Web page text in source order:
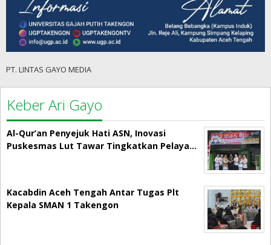
PT. LINTAS GAYO MEDIA
Keber Ari Gayo
Al-Qur’an Penyejuk Hati ASN, Inovasi
Puskesmas Lut Tawar Tingkatkan Pelaya…
Kacabdin Aceh Tengah Antar Tugas Plt
Kepala SMAN 1 Takengon